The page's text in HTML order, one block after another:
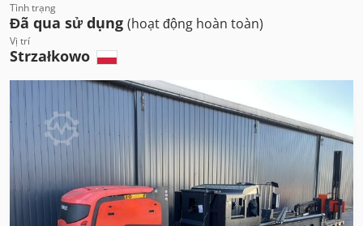
Tình trạng
Đã qua sử dụng (hoạt động hoàn toàn)
Vị trí
Strzałkowo